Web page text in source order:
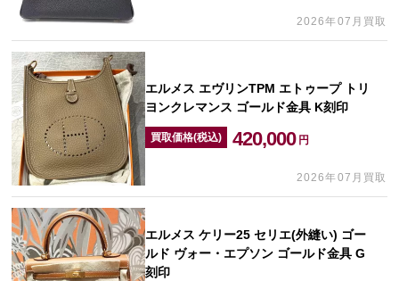
2026年07月買取
エルメス エヴリンTPM エトゥープ トリ
ヨンクレマンス ゴールド金具 K刻印
買取価格(税込) 420,000 円
2026年07月買取
エルメス ケリー25 セリエ(外縫い) ゴー
ルド ヴォー・エプソン ゴールド金具 G
刻印